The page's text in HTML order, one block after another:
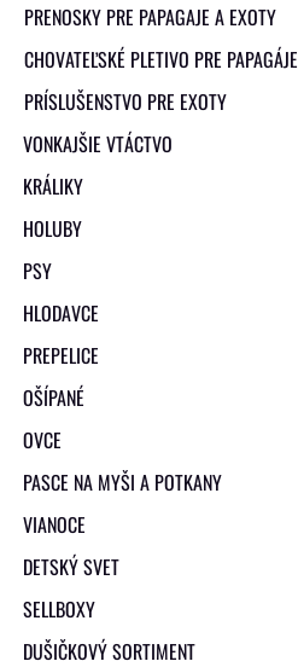
PRENOSKY PRE PAPAGAJE A EXOTY
CHOVATEĽSKÉ PLETIVO PRE PAPAGÁJE
PRÍSLUŠENSTVO PRE EXOTY
VONKAJŠIE VTÁCTVO
KRÁLIKY
HOLUBY
PSY
HLODAVCE
PREPELICE
OŠÍPANÉ
OVCE
PASCE NA MYŠI A POTKANY
VIANOCE
DETSKÝ SVET
SELLBOXY
DUŠIČKOVÝ SORTIMENT